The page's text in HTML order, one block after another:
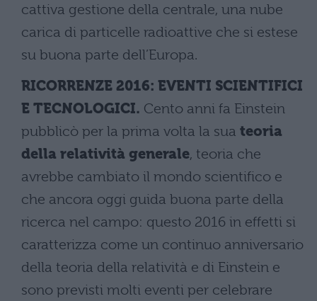
cattiva gestione della centrale, una nube
carica di particelle radioattive che si estese
su buona parte dell’Europa.
RICORRENZE 2016: EVENTI SCIENTIFICI
E TECNOLOGICI. Cento anni fa Einstein
pubblicò per la prima volta la sua teoria
della relatività generale, teoria che
avrebbe cambiato il mondo scientifico e
che ancora oggi guida buona parte della
ricerca nel campo: questo 2016 in effetti si
caratterizza come un continuo anniversario
della teoria della relatività e di Einstein e
sono previsti molti eventi per celebrare